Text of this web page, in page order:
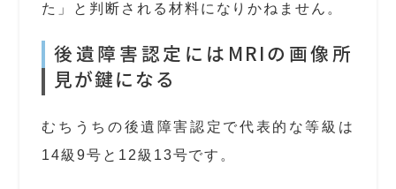
た」と判断される材料になりかねません。
後遺障害認定にはMRIの画像所
見が鍵になる
むちうちの後遺障害認定で代表的な等級は
14級9号と12級13号です。